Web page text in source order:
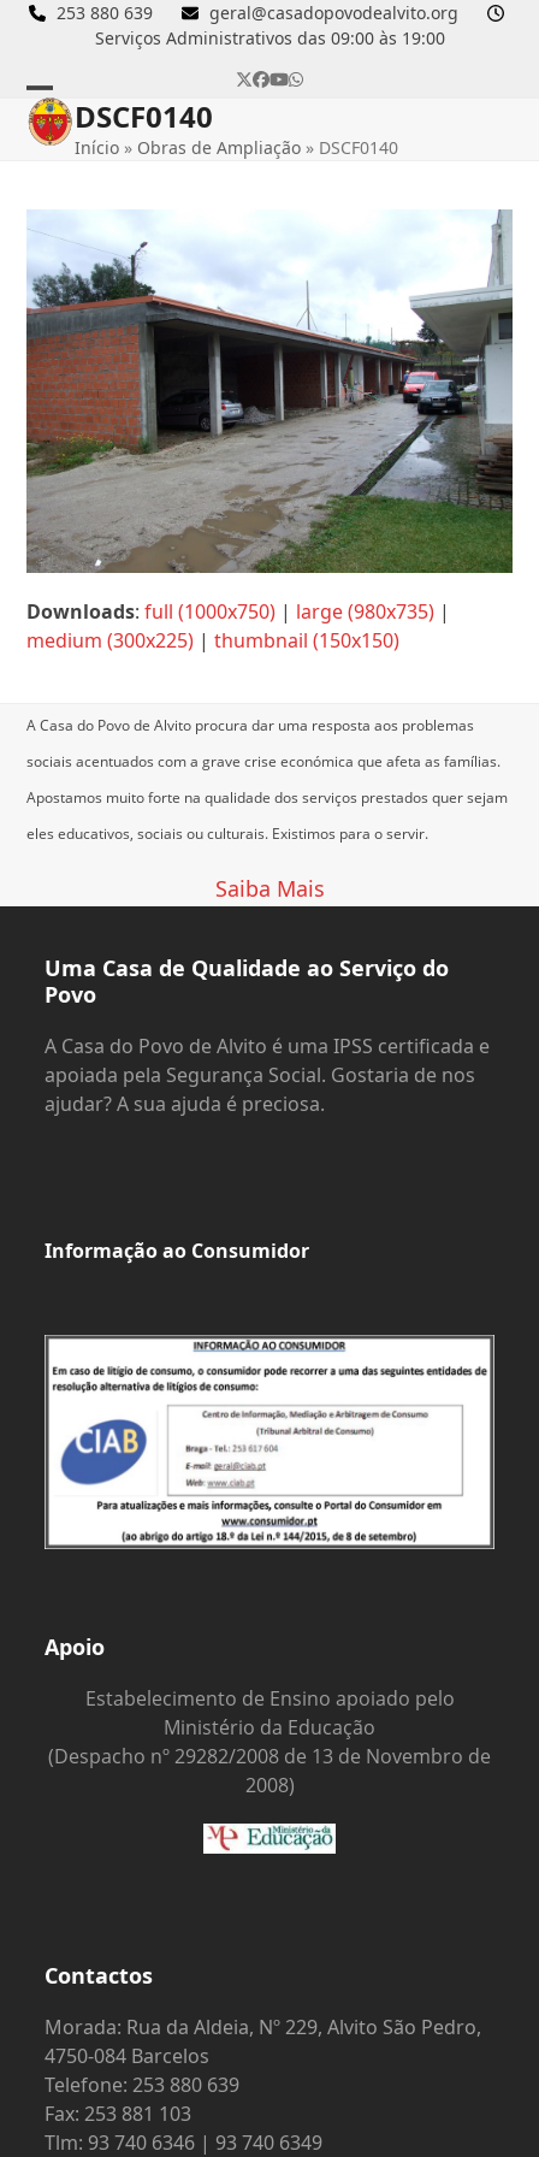
Skip
253 880 639
geral@casadopovodealvito.org
Serviços Administrativos das 09:00 às 19:00
Twitter
Facebook
YouTube
Whatsapp
Open
mobile
Close
mobile
DSCF0140
Início » Obras de Ampliação » DSCF0140
Downloads:full (1000x750) | large (980x735) |
medium (300x225) |thumbnail (150x150)
A Casa do Povo de Alvito procura dar uma resposta aos problemas
sociais acentuados com a grave crise económica que afeta as famílias.
Apostamos muito forte na qualidade dos serviços prestados quer sejam
eles educativos, sociais ou culturais. Existimos para o servir.
Saiba Mais
Uma Casa de Qualidade ao Serviço do
Povo
A Casa do Povo de Alvito é uma IPSS certificada e
apoiada pela Segurança Social. Gostaria de nos
ajudar? A sua ajuda é preciosa.
Informação ao Consumidor
Apoio
Estabelecimento de Ensino apoiado pelo
Ministério da Educação
(Despacho nº 29282/2008 de 13 de Novembro de
2008)
Contactos
Morada: Rua da Aldeia, Nº 229, Alvito São Pedro,
4750-084 Barcelos
Telefone: 253 880 639
Fax: 253 881 103
Tlm: 93 740 6346 | 93 740 6349